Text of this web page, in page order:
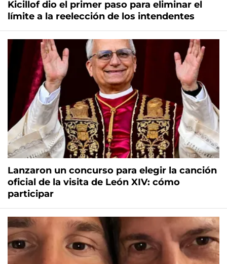
Kicillof dio el primer paso para eliminar el
límite a la reelección de los intendentes
Lanzaron un concurso para elegir la canción
oficial de la visita de León XIV: cómo
participar